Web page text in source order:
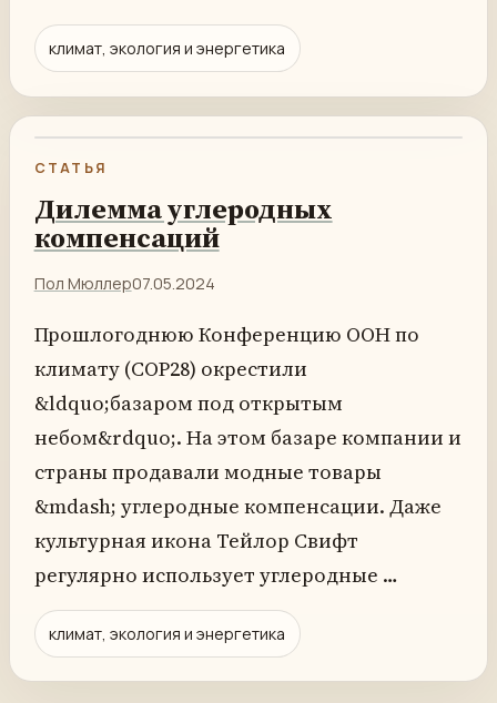
климат, экология и энергетика
СТАТЬЯ
Дилемма углеродных
компенсаций
Пол Мюллер07.05.2024
Прошлогоднюю Конференцию ООН по
климату (COP28) окрестили
&ldquo;базаром под открытым
небом&rdquo;. На этом базаре компании и
страны продавали модные товары
&mdash; углеродные компенсации. Даже
культурная икона Тейлор Свифт
регулярно использует углеродные …
климат, экология и энергетика